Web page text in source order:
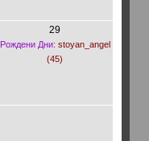
29
Рождени Дни: stoyan_angel
(45)